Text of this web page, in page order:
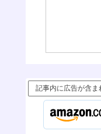
記事内に広告が含ま